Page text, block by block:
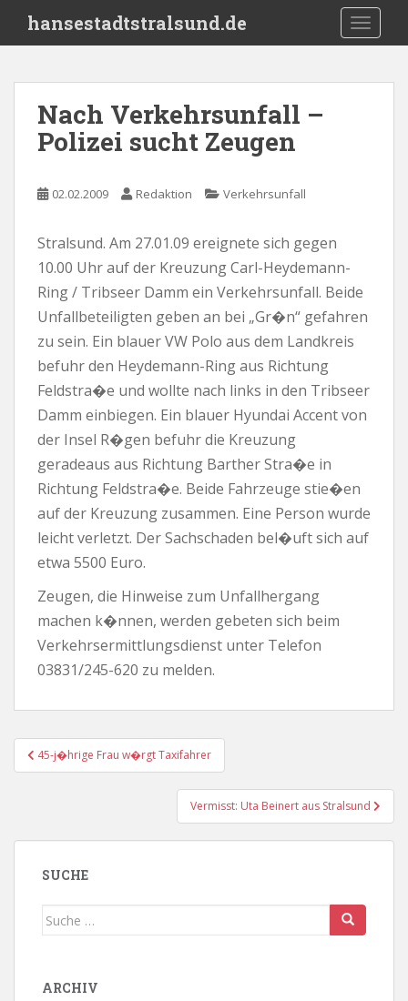
i
hansestadtstralsund.de
Nach Verkehrsunfall –
Polizei sucht Zeugen
02.02.2009 Redaktion Verkehrsunfall
Stralsund. Am 27.01.09 ereignete sich gegen
10.00 Uhr auf der Kreuzung Carl-Heydemann-
Ring / Tribseer Damm ein Verkehrsunfall. Beide
Unfallbeteiligten geben an bei „Gr�n“ gefahren
zu sein. Ein blauer VW Polo aus dem Landkreis
befuhr den Heydemann-Ring aus Richtung
Feldstra�e und wollte nach links in den Tribseer
Damm einbiegen. Ein blauer Hyundai Accent von
der Insel R�gen befuhr die Kreuzung
geradeaus aus Richtung Barther Stra�e in
Richtung Feldstra�e. Beide Fahrzeuge stie�en
auf der Kreuzung zusammen. Eine Person wurde
leicht verletzt. Der Sachschaden bel�uft sich auf
etwa 5500 Euro.
Zeugen, die Hinweise zum Unfallhergang
machen k�nnen, werden gebeten sich beim
Verkehrsermittlungsdienst unter Telefon
03831/245-620 zu melden.
Beitragsnavigation
45-j�hrige Frau w�rgt Taxifahrer
Vermisst: Uta Beinert aus Stralsund
SUCHE
Suche
ARCHIV